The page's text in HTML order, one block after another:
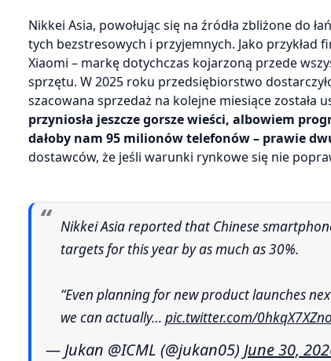
Nikkei Asia, powołując się na źródła zbliżone do
tych bezstresowych i przyjemnych. Jako
Xiaomi – markę dotychczas kojarzoną przede
sprzętu. W 2025 roku przedsiębiorstwo
szacowana sprzedaż na kolejne miesiące została
przyniosła jeszcze gorsze wieści, albowiem
dałoby nam 95 milionów telefonów – prawie
dostawców, że jeśli warunki rynkowe się nie
Nikkei Asia reported that Chinese smartphone brands such as Xiaomi, OPPO, and vivo have cut their shipment
targets for this year by as much as 30%.
“Even planning for new product launches
we can actually… pic.twitter.com/0hkqX7XZno
— Jukan @ICML (@jukan05) June 30,